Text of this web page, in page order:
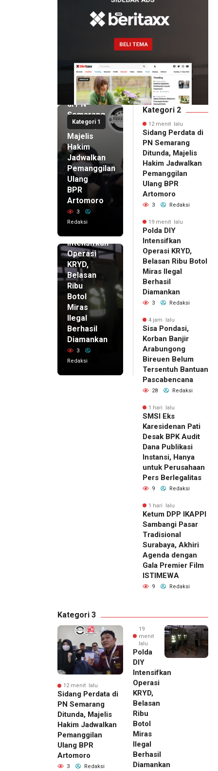
Kategori 1
12 menit
lalu
Sidang
Perdata
di PN
Semarang
Ditunda,
Majelis
Hakim
Jadwalkan
Pemanggilan
Ulang
BPR
Artomoro
3
Redaksi
19 menit
lalu
Intensifkan
Operasi
KRYD,
Belasan
Ribu
Botol
Miras
Ilegal
Berhasil
Diamankan
3
Redaksi
Kategori 2
12 menit lalu
Sidang Perdata di
PN Semarang
Ditunda, Majelis
Hakim Jadwalkan
Pemanggilan
Ulang BPR
Artomoro
3 Redaksi
19 menit lalu
Polda DIY
Intensifkan
Operasi KRYD,
Belasan Ribu Botol
Miras Ilegal
Berhasil
Diamankan
3 Redaksi
4 jam lalu
Sisa Pondasi,
Korban Banjir
Arabungong
Bireuen Belum
Tersentuh Bantuan
Pascabencana
28 Redaksi
1 hari lalu
SMSI Eks
Karesidenan Pati
Desak BPK Audit
Dana Publikasi
Instansi, Hanya
untuk Perusahaan
Pers Berlegalitas
9 Redaksi
1 hari lalu
Ketum DPP IKAPPI
Sambangi Pasar
Tradisional
Surabaya, Akhiri
Agenda dengan
Gala Premier Film
ISTIMEWA
9 Redaksi
Kategori 3
12 menit lalu
Sidang Perdata di
PN Semarang
Ditunda, Majelis
Hakim Jadwalkan
Pemanggilan
Ulang BPR
Artomoro
3 Redaksi
19
menit
lalu
Polda
DIY
Intensifkan
Operasi
KRYD,
Belasan
Ribu
Botol
Miras
Ilegal
Berhasil
Diamankan